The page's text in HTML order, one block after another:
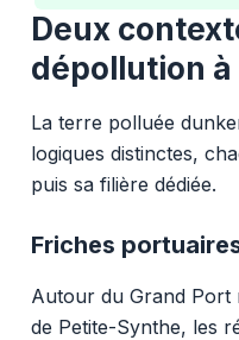
Deux
dépollution
La terre polluée
logiques distinctes,
puis sa filière dédiée.
Friches
Autour du Grand Port
de Petite-Synthe, les